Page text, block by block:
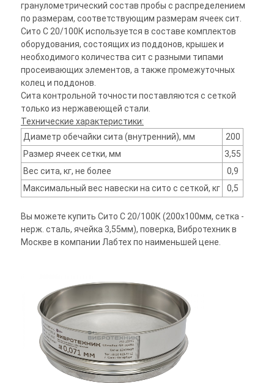
гранулометрический состав пробы с распределением
по размерам, соответствующим размерам ячеек сит.
Сито С 20/100К используется в составе комплектов
оборудования, состоящих из поддонов, крышек и
необходимого количества сит с разными типами
просеивающих элементов, а также промежуточных
колец и поддонов.
Сита контрольной точности поставляются с сеткой
только из нержавеющей стали.
Технические характеристики:
Диаметр обечайки сита (внутренний), мм
200
Размер ячеек сетки, мм
3,55
Вес сита, кг, не более
0,9
Максимальный вес навески на сито с сеткой, кг
0,5
Вы можете купить Сито С 20/100К (200х100мм, сетка -
нерж. сталь, ячейка 3,55мм), поверка, Вибротехник в
Москве в компании Лабтех по наименьшей цене.